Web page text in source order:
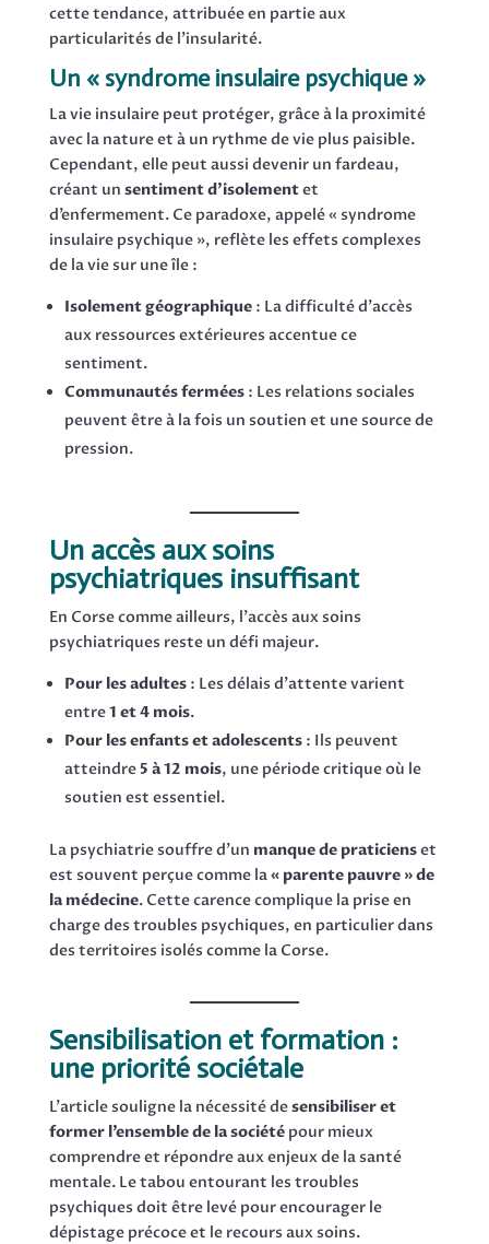
cette tendance, attribuée en partie aux
particularités de l’insularité.
Un « syndrome insulaire psychique »
La vie insulaire peut protéger, grâce à la proximité
avec la nature et à un rythme de vie plus paisible.
Cependant, elle peut aussi devenir un fardeau,
créant un sentiment d’isolementet
d’enfermement. Ce paradoxe, appelé « syndrome
insulaire psychique », reflète les effets complexes
de la vie sur une île :
Isolement géographique: La difficulté d’accès
aux ressources extérieures accentue ce
sentiment.
Communautés fermées: Les relations sociales
peuvent être à la fois un soutien et une source de
pression.
Un accès aux soins
psychiatriques insuffisant
En Corse comme ailleurs, l’accès aux soins
psychiatriques reste un défi majeur.
Pour les adultes: Les délais d’attente varient
entre1 et 4 mois.
Pour les enfants et adolescents: Ils peuvent
atteindre 5 à 12 mois, une période critique où le
soutien est essentiel.
La psychiatrie souffre d’un manque de praticienset
est souvent perçue comme la« parente pauvre » de
la médecine. Cette carence complique la prise en
charge des troubles psychiques, en particulier dans
des territoires isolés comme la Corse.
Sensibilisation et formation :
une priorité sociétale
L’article souligne la nécessité desensibiliser et
former l’ensemble de la sociétépour mieux
comprendre et répondre aux enjeux de la santé
mentale. Le tabou entourant les troubles
psychiques doit être levé pour encourager le
dépistage précoce et le recours aux soins.